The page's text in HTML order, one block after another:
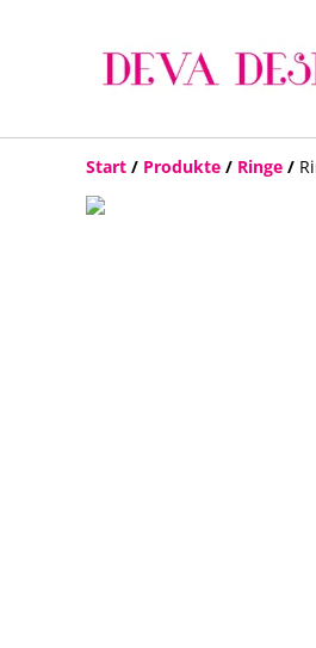
Start / Produkte / Ringe /